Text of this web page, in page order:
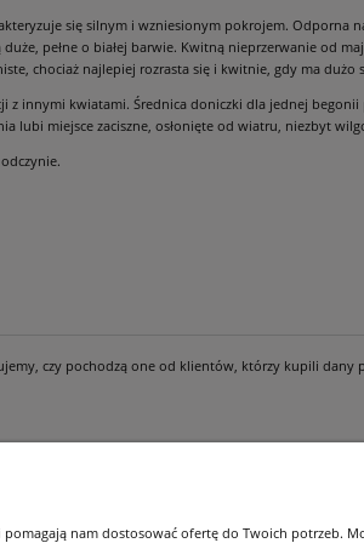
się silnym i wzniesionym pokrojem. Odporna
pełne o białej barwie. Kwitną nieprzerwanie od
chociaż najlepiej rozrasta się i kwitnie, gdy ma dużo
innymi kwiatami. Średnica doniczki dla jednej
lubi miejsce zaciszne, osłonięte od wiatru, niezbyt
czy pochodzą one od klientów, którzy kupili dany
nam dostosować ofertę do Twoich potrzeb.